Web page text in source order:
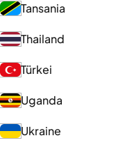
Tansania
Thailand
Türkei
Uganda
Ukraine